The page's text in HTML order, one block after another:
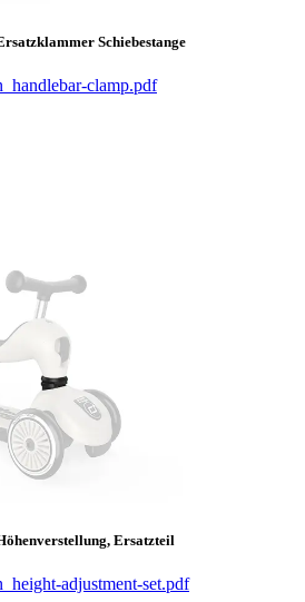
Schiebestange
clamp.pdf
Ersatzteil
adjustment-set.pdf